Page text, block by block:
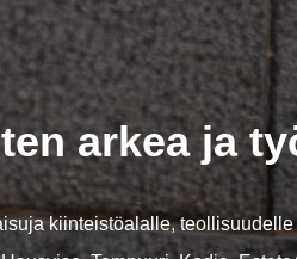
arkea ja
kiinteistöalalle,